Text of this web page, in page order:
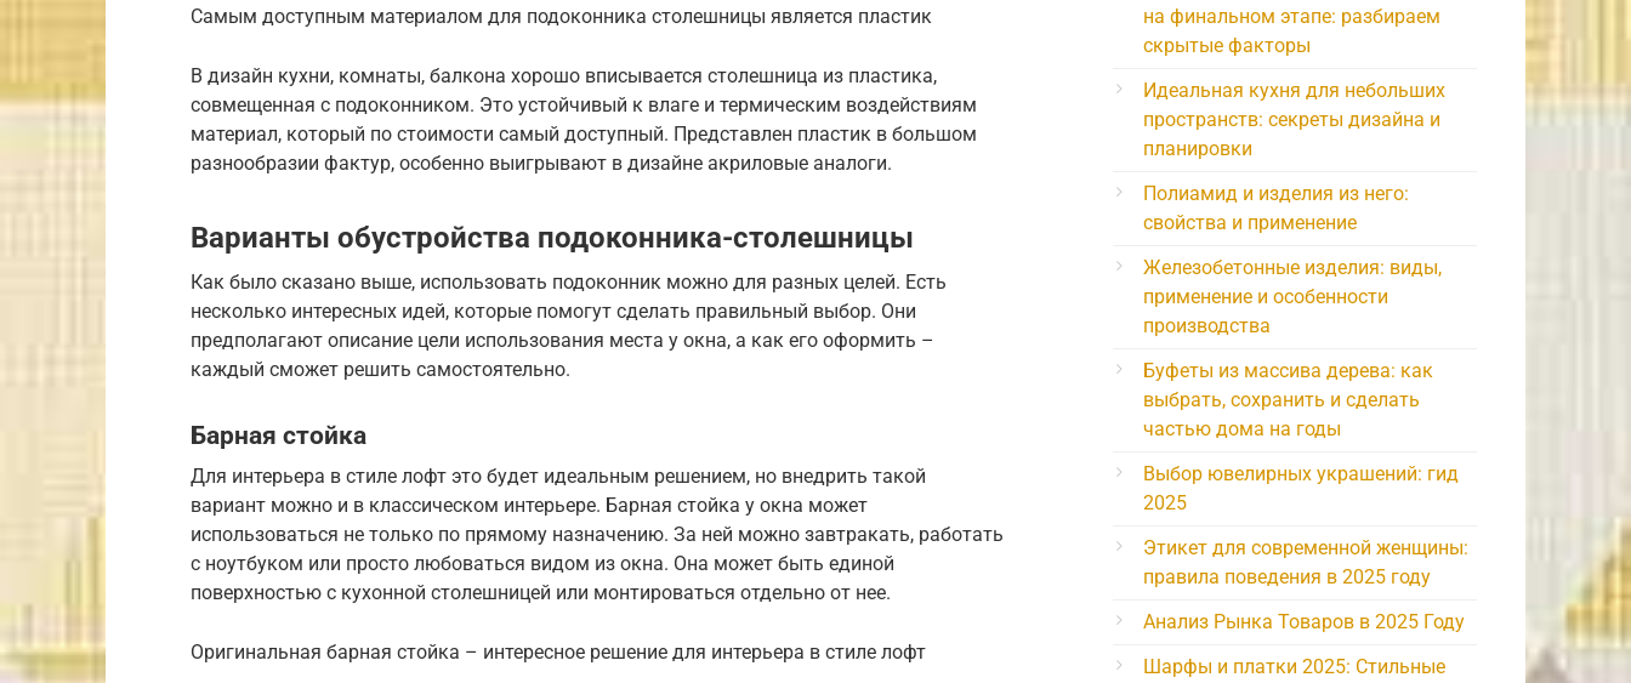
Самым доступным материалом для подоконника столешницы является пластик
В дизайн кухни, комнаты, балкона хорошо вписывается столешница из пластика,
совмещенная с подоконником. Это устойчивый к влаге и термическим воздействиям
материал, который по стоимости самый доступный. Представлен пластик в большом
разнообразии фактур, особенно выигрывают в дизайне акриловые аналоги.
Варианты обустройства подоконника-столешницы
Как было сказано выше, использовать подоконник можно для разных целей. Есть
несколько интересных идей, которые помогут сделать правильный выбор. Они
предполагают описание цели использования места у окна, а как его оформить –
каждый сможет решить самостоятельно.
Барная стойка
Для интерьера в стиле лофт это будет идеальным решением, но внедрить такой
вариант можно и в классическом интерьере. Барная стойка у окна может
использоваться не только по прямому назначению. За ней можно завтракать, работать
с ноутбуком или просто любоваться видом из окна. Она может быть единой
поверхностью с кухонной столешницей или монтироваться отдельно от нее.
Оригинальная барная стойка – интересное решение для интерьера в стиле лофт
на финальном этапе: разбираем
скрытые факторы
Идеальная кухня для небольших
пространств: секреты дизайна и
планировки
Полиамид и изделия из него:
свойства и применение
Железобетонные изделия: виды,
применение и особенности
производства
Буфеты из массива дерева: как
выбрать, сохранить и сделать
частью дома на годы
Выбор ювелирных украшений: гид
2025
Этикет для современной женщины:
правила поведения в 2025 году
Анализ Рынка Товаров в 2025 Году
Шарфы и платки 2025: Стильные